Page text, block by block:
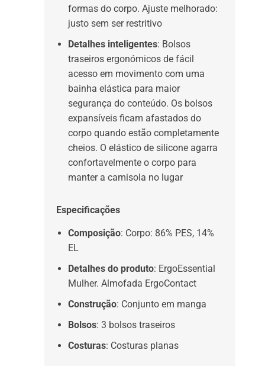
formas do corpo. Ajuste melhorado:
justo sem ser restritivo
Detalhes inteligentes: Bolsos
traseiros ergonómicos de fácil
acesso em movimento com uma
bainha elástica para maior
segurança do conteúdo. Os bolsos
expansíveis ficam afastados do
corpo quando estão completamente
cheios. O elástico de silicone agarra
confortavelmente o corpo para
manter a camisola no lugar
Especificações
Composição: Corpo: 86% PES, 14%
EL
Detalhes do produto: ErgoEssential
Mulher. Almofada ErgoContact
Construção: Conjunto em manga
Bolsos: 3 bolsos traseiros
Costuras: Costuras planas